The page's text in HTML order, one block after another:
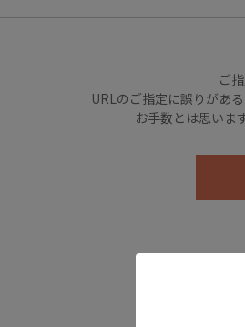
ご
URLのご指定に誤りがあ
お手数とは思いま